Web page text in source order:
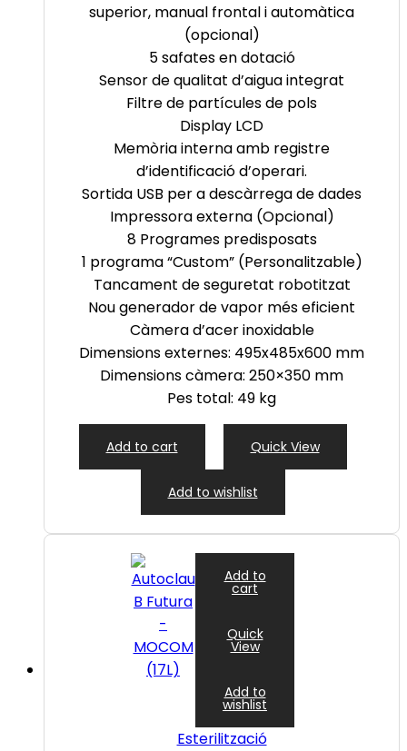
superior, manual frontal i automàtica
(opcional)
5 safates en dotació
Sensor de qualitat d’aigua integrat
Filtre de partícules de pols
Display LCD
Memòria interna amb registre
d’identificació d’operari.
Sortida USB per a descàrrega de dades
Impressora externa (Opcional)
8 Programes predisposats
1 programa “Custom” (Personalitzable)
Tancament de seguretat robotitzat
Nou generador de vapor més eficient
Càmera d’acer inoxidable
Dimensions externes: 495x485x600 mm
Dimensions càmera: 250×350 mm
Pes total: 49 kg
Add to cart Quick View
Add to wishlist
Add to
cart
Quick
View
Add to
wishlist
Esterilització